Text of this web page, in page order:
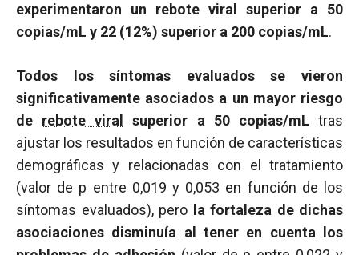
experimentaron un rebote viral superior a 50
copias/mL y 22 (12%) superior a 200 copias/mL.
Todos los síntomas evaluados se vieron
significativamente asociados a un mayor riesgo
de rebote viral superior a 50 copias/mL tras
ajustar los resultados en función de características
demográficas y relacionadas con el tratamiento
(valor de p entre 0,019 y 0,053 en función de los
síntomas evaluados), pero
la fortaleza de dichas
asociaciones disminuía al tener en cuenta los